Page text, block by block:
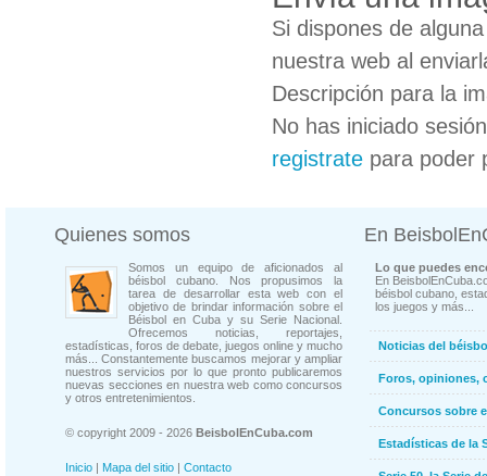
Si dispones de
nuestra web al
Descripción para la
No has iniciado
registrate para poder
Quienes somos
Somos un equipo de aficionados al
béisbol cubano. Nos propusimos la
tarea de desarrollar esta web con el
objetivo de brindar información sobre el
Béisbol en Cuba y su Serie Nacional.
Ofrecemos noticias, reportajes,
estadísticas, foros de debate, juegos online y mucho
más... Constantemente buscamos mejorar y ampliar
nuestros servicios por lo que pronto publicaremos
nuevas secciones en nuestra web como concursos
y otros entretenimientos.
© copyright 2009 - 2026 BeisbolEnCuba.com
Inicio | Mapa del sitio | Contacto
En
Lo que puedes
En
béisbol cubano,
los juegos y más...
Noticias del
Foros, opiniones,
Concursos sobre
Estadísticas de la